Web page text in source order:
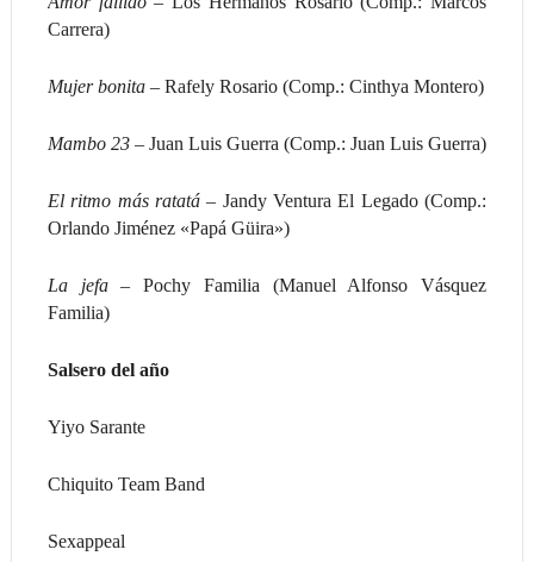
Carrera)
Mujer bonita – Rafely Rosario (Comp.: Cinthya Montero)
Mambo 23 – Juan Luis Guerra (Comp.: Juan Luis Guerra)
El ritmo más ratatá – Jandy Ventura El Legado (Comp.:
Orlando Jiménez «Papá Güira»)
La jefa –Pochy Familia (Manuel Alfonso Vásquez
Familia)
Salsero del año
Yiyo Sarante
Chiquito Team Band
Sexappeal